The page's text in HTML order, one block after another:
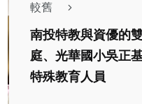
較舊
南投特教與資優的
庭、光華國小吳正
特殊教育人員